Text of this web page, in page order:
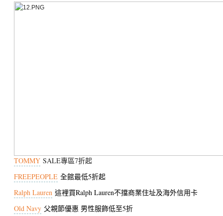
TOMMY SALE專區7折起
FREEPEOPLE 全館最低5折起
Ralph Lauren 這裡買Ralph Lauren不擋商業住址及海外信用卡
Old Navy 父親節優惠 男性服飾低至5折